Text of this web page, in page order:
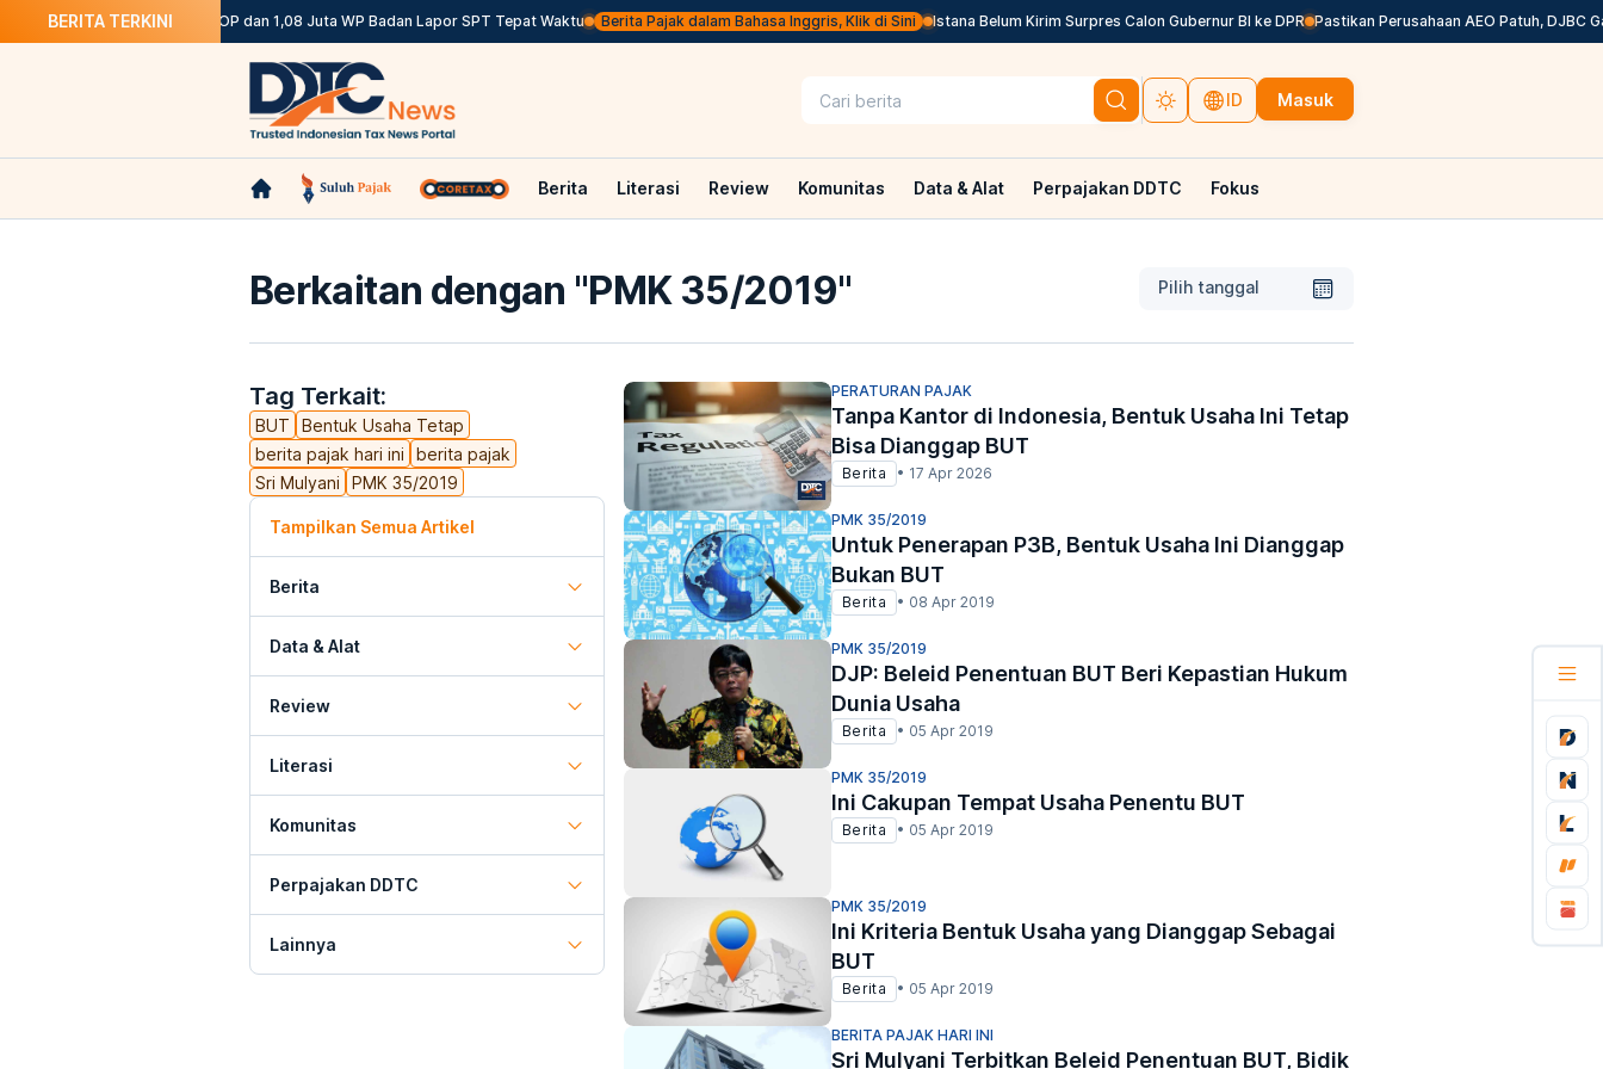
BERITA TERKINI
DJP: 12,12 Juta WP OP dan 1,08 Juta WP Badan Lapor SPT Tepat Waktu Berita Pajak dalam Bahasa Inggris, Klik di Sini Istana Belum Kirim Surpres Calon Gubernur BI ke DPR Pastikan Perusahaan AEO Patuh, DJBC
ID Masuk
Berita Literasi Review Komunitas Data & Alat Perpajakan DDTC Fokus
Berkaitan dengan "PMK 35/2019" Pilih tanggal
Tag Terkait:
BUT
Bentuk Usaha Tetap
berita pajak hari ini
berita pajak
Sri Mulyani
PMK 35/2019
Tampilkan Semua Artikel
Berita
Data & Alat
Review
Literasi
Komunitas
Perpajakan DDTC
Lainnya
PERATURAN PAJAK
Tanpa Kantor di Indonesia, Bentuk Usaha Ini Tetap
Bisa Dianggap BUT
Berita • 17 Apr 2026
PMK 35/2019
Untuk Penerapan P3B, Bentuk Usaha Ini Dianggap
Bukan BUT
Berita • 08 Apr 2019
PMK 35/2019
DJP: Beleid Penentuan BUT Beri Kepastian Hukum
Dunia Usaha
Berita • 05 Apr 2019
PMK 35/2019
Ini Cakupan Tempat Usaha Penentu BUT
Berita • 05 Apr 2019
PMK 35/2019
Ini Kriteria Bentuk Usaha yang Dianggap Sebagai
BUT
Berita • 05 Apr 2019
BERITA PAJAK HARI INI
Sri Mulyani Terbitkan Beleid Penentuan BUT, Bidik